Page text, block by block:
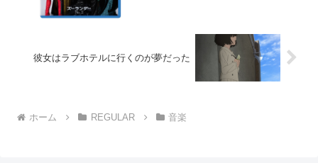
彼女はラブホテルに行くのが夢だった
ホーム REGULAR 音楽